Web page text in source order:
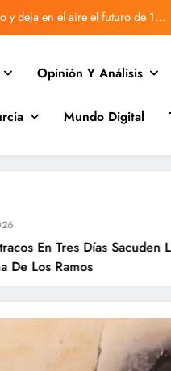
y deja en el aire el futuro de 170
una avería en la red de agua
de Beniaján tras quejas vecinales.
y deja en el aire el futuro de 170
una avería en la red de agua
Opinión Y Análisis
Mundo Digital
Días Sacuden La